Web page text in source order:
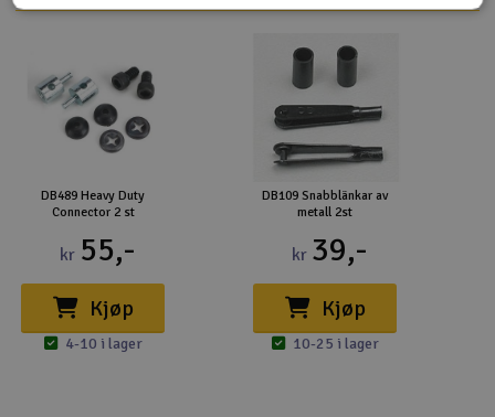
DB489 Heavy Duty
Connector 2 st
kr 55,-
Kjøp
4-10 i lager
DB109 Snabblänkar av
metall 2st
kr 39,-
Kjøp
10-25 i lager